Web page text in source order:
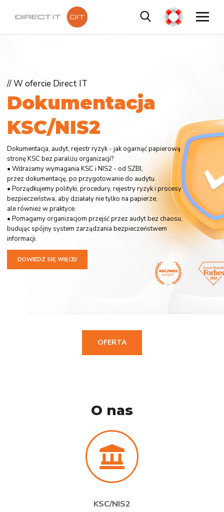
Dokumentacja
KSC/NIS2
Dokumentacja, audyt, rejestr ryzyk - jak ogarnąć papierową
stronę KSC bez paraliżu organizacji?
• Wdrażamy wymagania KSC i NIS2 - od SZBI,
przez dokumentację, po przygotowanie do audytu.
• Porządkujemy polityki, procedury, rejestry ryzyk i procesy
bezpieczeństwa, aby działały nie tylko na papierze,
ale również w praktyce.
• Pomagamy organizacjom przejść przez audyt bez chaosu,
budując spójny system zarządzania bezpieczeństwem
informacji.
// W ofercie Direct IT
DOWIEDZ SIĘ WIĘCEJ
OFERTA
O nas
KSC/NIS2